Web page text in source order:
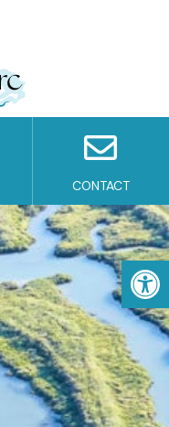
CONTACT